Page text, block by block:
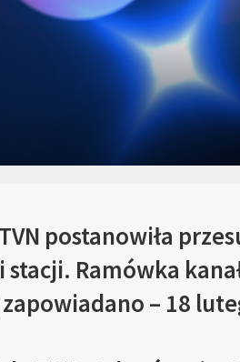
postanowiła
Ramówka
– 18